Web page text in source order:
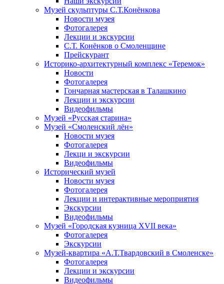
Музей скульптуры С.Т.Конёнкова
Новости музея
Фотогалерея
Лекции и экскурсии
С.Т. Конёнков о Смоленщине
Прейскурант
Историко-архитектурный комплекс «Теремок»
Новости
Фотогалерея
Гончарная мастерская в Талашкино
Лекции и экскурсии
Видеофильмы
Музей «Русская старина»
Музей «Смоленский лён»
Новости музея
Фотогалерея
Лекци и экскурсии
Видеофильмы
Исторический музей
Новости музея
Фотогалерея
Лекции и интерактивные мероприятия
Экскурсии
Видеофильмы
Музей «Городская кузница XVII века»
Фотогалерея
Экскурсии
Музей-квартира «А.Т.Твардовский в Смоленске»
Фотогалерея
Лекции и экскурсии
Видеофильмы